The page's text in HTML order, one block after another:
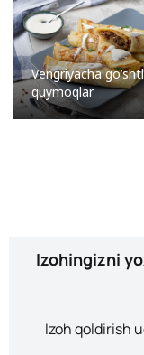
Vengriyacha
quymoqlar
Izohingizni
Izoh qoldirish